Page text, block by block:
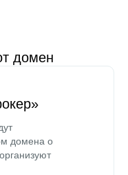
домен
домена о